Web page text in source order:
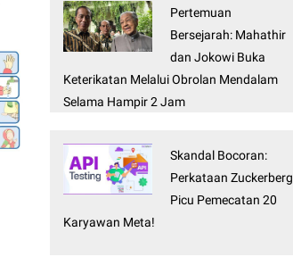
Pertemuan
Bersejarah: Mahathir
dan Jokowi Buka
Keterikatan Melalui Obrolan Mendalam
Selama Hampir 2 Jam
Skandal Bocoran:
Perkataan Zuckerberg
Picu Pemecatan 20
Karyawan Meta!